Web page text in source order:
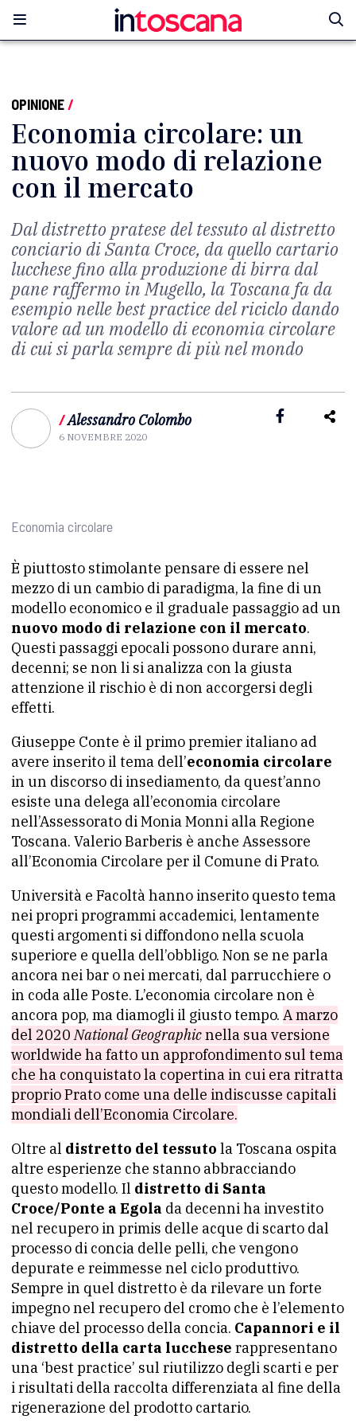
OPINIONE/
Economia circolare: un
nuovo modo di relazione
con il mercato
Dal distretto pratese del tessuto al distretto
conciario di Santa Croce, da quello cartario
lucchese fino alla produzione di birra dal
pane raffermo in Mugello, la Toscana fa da
esempio nelle best practice del riciclo dando
valore ad un modello di economia circolare
di cui si parla sempre di più nel mondo
/Alessandro Colombo
6 NOVEMBRE 2020
Economia circolare
È piuttosto stimolante pensare di essere nel
mezzo di un cambio di paradigma, la fine di un
modello economico e il graduale passaggio ad un
nuovo modo di relazione con il mercato.
Questi passaggi epocali possono durare anni,
decenni; se non li si analizza con la giusta
attenzione il rischio è di non accorgersi degli
effetti.
Giuseppe Conte è il primo premier italiano ad
avere inserito il tema dell’economia circolare
in un discorso di insediamento, da quest’anno
esiste una delega all’economia circolare
nell’Assessorato di Monia Monni alla Regione
Toscana. Valerio Barberis è anche Assessore
all’Economia Circolare per il Comune di Prato.
Università e Facoltà hanno inserito questo tema
nei propri programmi accademici, lentamente
questi argomenti si diffondono nella scuola
superiore e quella dell’obbligo. Non se ne parla
ancora nei bar o nei mercati, dal parrucchiere o
in coda alle Poste. L’economia circolare non è
ancora pop, ma diamogli il giusto tempo. A marzo
del 2020National Geographicnella sua versione
worldwide ha fatto un approfondimento sul tema
che ha conquistato la copertina in cui era ritratta
proprio Prato come una delle indiscusse capitali
mondiali dell’Economia Circolare.
Oltre al distretto del tessuto la Toscana ospita
altre esperienze che stanno abbracciando
questo modello. Il distretto di Santa
Croce/Ponte a Egola da decenni ha investito
nel recupero in primis delle acque di scarto dal
processo di concia delle pelli, che vengono
depurate e reimmesse nel ciclo produttivo.
Sempre in quel distretto è da rilevare un forte
impegno nel recupero del cromo che è l’elemento
chiave del processo della concia. Capannori e il
distretto della carta lucchese rappresentano
una ‘best practice’ sul riutilizzo degli scarti e per
i risultati della raccolta differenziata al fine della
rigenerazione del prodotto cartario.